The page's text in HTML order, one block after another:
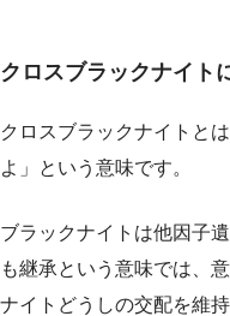
クロスブラックナイト
クロスブラックナイトと
よ」という意味です。
ブラックナイトは他因子
も継承という意味では、
ナイトどうしの交配を維